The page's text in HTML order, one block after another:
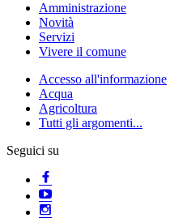
Amministrazione
Novità
Servizi
Vivere il comune
Accesso all'informazione
Acqua
Agricoltura
Tutti gli argomenti...
Seguici su